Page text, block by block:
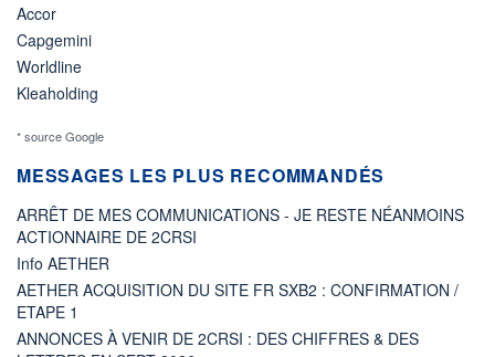
Accor
Capgemini
Worldline
Kleaholding
* source Google
MESSAGES LES PLUS RECOMMANDÉS
ARRÊT DE MES COMMUNICATIONS - JE RESTE NÉANMOINS
ACTIONNAIRE DE 2CRSI
Info AETHER
AETHER ACQUISITION DU SITE FR SXB2 : CONFIRMATION /
ETAPE 1
ANNONCES À VENIR DE 2CRSI : DES CHIFFRES & DES